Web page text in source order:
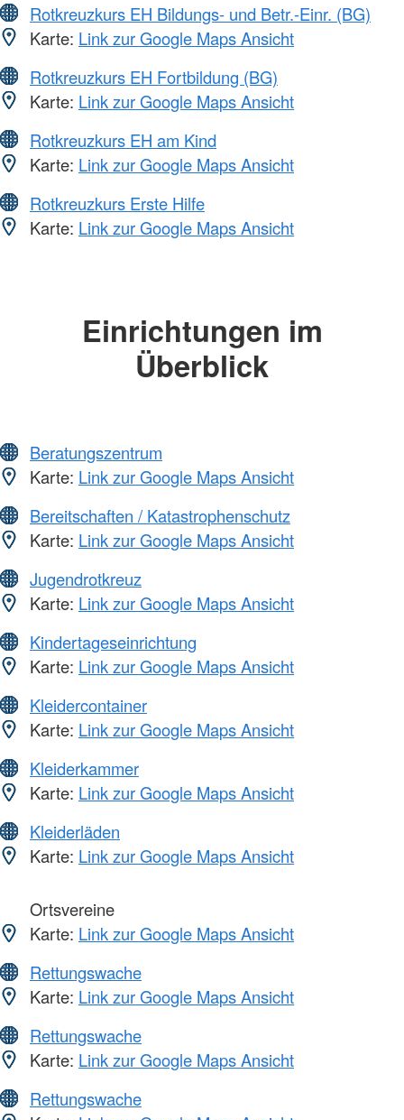
Rotkreuzkurs EH Bildungs- und Betr.-Einr. (BG)
Karte: Link zur Google Maps Ansicht
Rotkreuzkurs EH Fortbildung (BG)
Karte: Link zur Google Maps Ansicht
Rotkreuzkurs EH am Kind
Karte: Link zur Google Maps Ansicht
Rotkreuzkurs Erste Hilfe
Karte: Link zur Google Maps Ansicht
Einrichtungen im
Überblick
Beratungszentrum
Karte: Link zur Google Maps Ansicht
Bereitschaften / Katastrophenschutz
Karte: Link zur Google Maps Ansicht
Jugendrotkreuz
Karte: Link zur Google Maps Ansicht
Kindertageseinrichtung
Karte: Link zur Google Maps Ansicht
Kleidercontainer
Karte: Link zur Google Maps Ansicht
Kleiderkammer
Karte: Link zur Google Maps Ansicht
Kleiderläden
Karte: Link zur Google Maps Ansicht
Ortsvereine
Karte: Link zur Google Maps Ansicht
Rettungswache
Karte: Link zur Google Maps Ansicht
Rettungswache
Karte: Link zur Google Maps Ansicht
Rettungswache